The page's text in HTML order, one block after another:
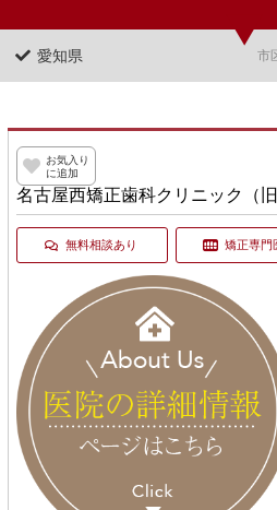
愛知県 市
お気入り
に追加
名古屋西矯正歯科クリニック（
無料相談あり 矯正専門